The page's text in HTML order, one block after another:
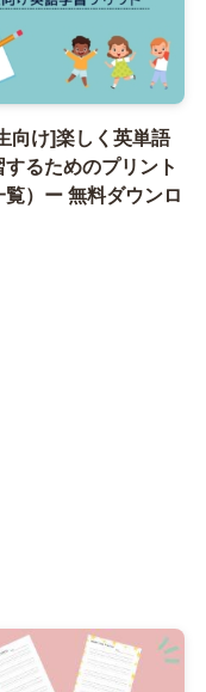
向け]楽しく英単語
するためのプリント
覧）ー 無料ダウンロ